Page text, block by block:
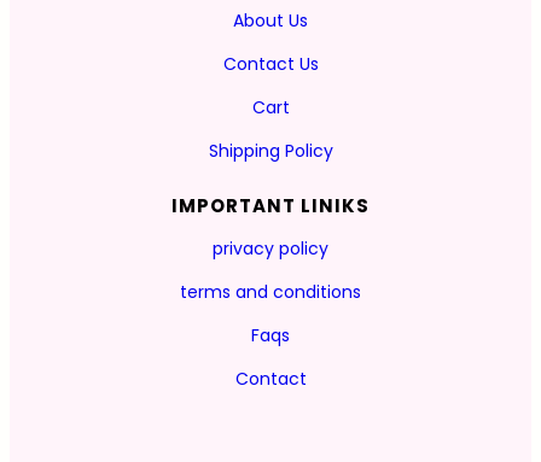
About Us
Contact Us
Cart
Shipping Policy
IMPORTANT LINIKS
privacy policy
terms and conditions
Faqs
Contact